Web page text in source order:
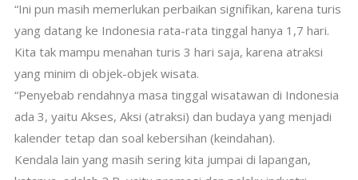
“Ini pun masih memerlukan perbaikan signifikan, karena turis
yang datang ke Indonesia rata-rata tinggal hanya 1,7 hari.
Kita tak mampu menahan turis 3 hari saja, karena atraksi
yang minim di objek-objek wisata.
“Penyebab rendahnya masa tinggal wisatawan di Indonesia
ada 3, yaitu Akses, Aksi (atraksi) dan budaya yang menjadi
kalender tetap dan soal kebersihan (keindahan).
Kendala lain yang masih sering kita jumpai di lapangan,